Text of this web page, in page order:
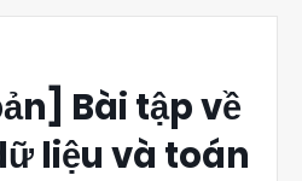
Bài tập về
liệu và toán